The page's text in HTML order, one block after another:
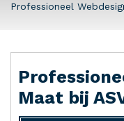
Professioneel
Maat bij